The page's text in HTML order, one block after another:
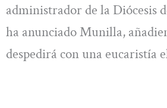
administrador de la Diócesis
ha anunciado Munilla,
despedirá con una eucaristía